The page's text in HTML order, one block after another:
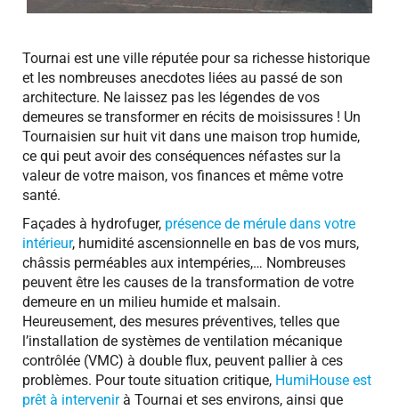
Tournai est une ville réputée pour sa richesse historique
et les nombreuses anecdotes liées au passé de son
architecture. Ne laissez pas les légendes de vos
demeures se transformer en récits de moisissures ! Un
Tournaisien sur huit vit dans une maison trop humide,
ce qui peut avoir des conséquences néfastes sur la
valeur de votre maison, vos finances et même votre
santé.
Façades à hydrofuger, présence de mérule dans votre
intérieur, humidité ascensionnelle en bas de vos murs,
châssis perméables aux intempéries,… Nombreuses
peuvent être les causes de la transformation de votre
demeure en un milieu humide et malsain.
Heureusement, des mesures préventives, telles que
l’installation de systèmes de ventilation mécanique
contrôlée (VMC) à double flux, peuvent pallier à ces
problèmes. Pour toute situation critique, HumiHouse est
prêt à intervenirà Tournai et ses environs, ainsi que